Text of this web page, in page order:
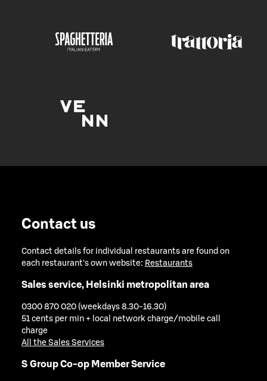
Contact us
Contact details for individual restaurants are found on
each restaurant's own website: Restaurants
Sales service, Helsinki metropolitan area
0300 870 020 (weekdays 8.30-16.30)
51 cents per min + local network charge/mobile call
charge
All the Sales Services
S Group Co-op Member Service